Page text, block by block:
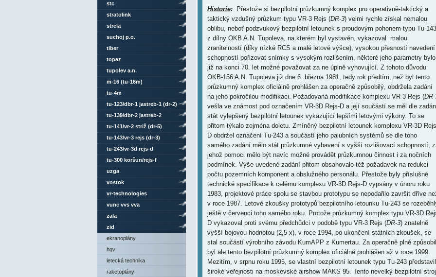
Historie:Přestože si bezpilotní průzkumný komplex pro operativně-taktický a
taktický vzdušný průzkum typu VR-3 Rejs (DR-3) velmi rychle získal nemalou
oblibu, neboť podzvukový bezpilotní letounek s proudovým pohonem typu Tu-143
z dílny OKB A.N. Tupoleva, na kterém byl vystavěn, vykazoval malou
zranitelností (díky nízké RCS a malé letové výšce), vysokou přesností navedení
schopností pořizovat snímky s vysokým rozlišením, některé jeho parametry bylo
již na konci 70. let možné považovat za ne úplně vyhovující. Z tohoto důvodu
OKB-156 A.N. Tupoleva již dne 6. března 1981, tedy rok předtím, než byl tento
průzkumný komplex oficiálně prohlášen za operačně způsobilý, obdržela zadání
na jeho pokročilou modifikaci. Požadovaná modifikace komplexu VR-3 Rejs (DR-
vešla ve známost pod označením VR-3D Rejs-D a její součástí se měl dle
stát vylepšený bezpilotní letounek vykazující lepšími letovými výkony. To se
přitom týkalo zejména doletu. Zmíněný bezpilotní letounek komplexu VR-3D
D obdržel označení Tu-243 a součástí jeho palubních systémů se dle toho
samého zadání mělo stát průzkumné vybavení s vyšší rozlišovací schopností,
jehož pomoci mělo být navíc možné provádět průzkumnou činnost i za nočních
podmínek. Výše uvedené zadání přitom obsahovalo též požadavek na redukci
počtu pozemních komponent a obslužného personálu. Přestože byly příslušné
technické specifikace k celému komplexu VR-3D Rejs-D vypsány v únoru roku
1983, projektové práce spolu se stavbou prototypu se nepodařilo završit dříve
v roce 1987. Letové zkoušky prototypů bezpilotního letounku Tu-243 se
ještě v červenci toho samého roku. Protože průzkumný komplex typu VR-3D
D vykazoval proti svému předchůdci v podobě typu VR-3 Rejs (DR-3) znatelně
vyšší bojovou hodnotou (2,5 x), v roce 1994, po ukončení státních zkoušek, se
stal součástí výrobního závodu KumAPP z Kumertau. Za operačně plně
byl ale tento bezpilotní průzkumný komplex oficiálně prohlášen až v roce 1999.
Mezitím, v srpnu roku 1995, se vlastní bezpilotní letounek typu Tu-243 představil
široké veřejnosti na moskevské airshow MAKS 95. Tento nevelký bezpilotní stroj
stc
stratolink
strela
suchoj p.o.
tiber
topaz
tupolev a.n.
m-16 (tu-16m)
tu-4m
tu-123/dbr-1 jastreb-1 (dr-2)
tu-139/dbr-2 jastreb-2
tu-141/vr-2 striž (dr-5)
tu-143/vr-3 rejs (dr-3)
tu-243/vr-3d rejs-d
tu-300 koršun/rejs-f
uzga
vostok
vr-technologies
vunc vvs vva
zala
zid
ekranoplány
hgv
letecká technika
raketoplány